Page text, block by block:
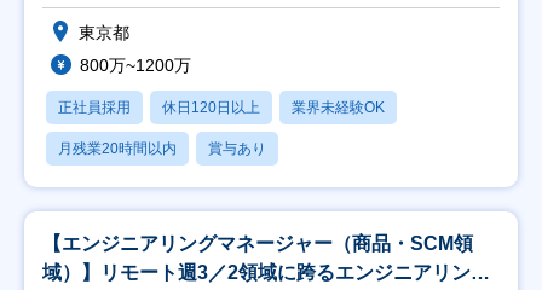
東京都
800万~1200万
正社員採用 休日120日以上 業界未経験OK
月残業20時間以内 賞与あり
【エンジニアリングマネージャー（商品・SCM領
域）】リモート週3／2領域に跨るエンジニアリング